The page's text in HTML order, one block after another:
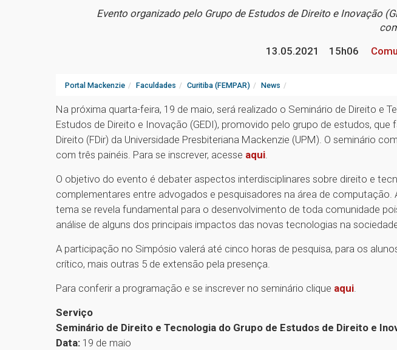
Evento organizado pelo Grupo de Estudos de Direito e Inovação
13.05.2021
15h06
Portal Mackenzie Faculdades Curitiba (FEMPAR) News
Na próxima quarta-feira, 19 de maio, será realizado o Seminário de Direito e
Estudos de Direito e Inovação (GEDI), promovido pelo grupo de estudos, que
Direito (FDir) da Universidade Presbiteriana Mackenzie (UPM). O seminário
com três painéis. Para se inscrever, acesse aqui.
O objetivo do evento é debater aspectos interdisciplinares sobre direito e
complementares entre advogados e pesquisadores na área de computação.
tema se revela fundamental para o desenvolvimento de toda comunidade
análise de alguns dos principais impactos das novas tecnologias na
A participação no Simpósio valerá até cinco horas de pesquisa, para os
crítico, mais outras 5 de extensão pela presença.
Para conferir a programação e se inscrever no seminário clique aqui.
Serviço
Seminário de Direito e Tecnologia do Grupo de Estudos de Direito e
Data: 19 de maio